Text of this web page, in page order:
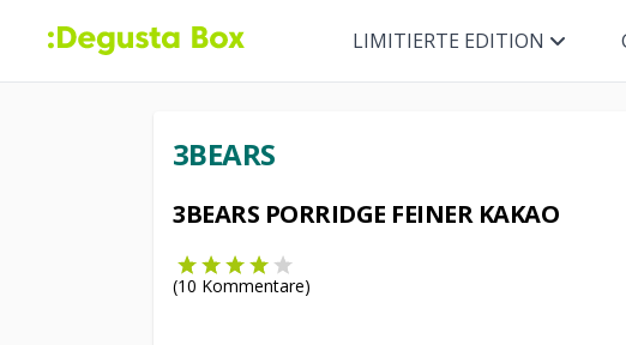
LIMITIERTE EDITION
3BEARS
3BEARS PORRIDGE FEINER KAKAO
(10 Kommentare)